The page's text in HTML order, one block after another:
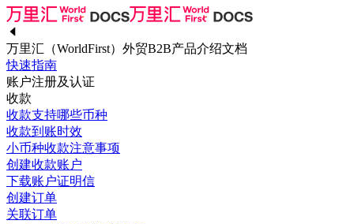
万里汇（WorldFirst）外贸B2B产品介绍文档
快速指南
账户注册及认证
收款
收款支持哪些币种
收款到账时效
小币种收款注意事项
创建收款账户
下载账户证明信
创建订单
关联订单